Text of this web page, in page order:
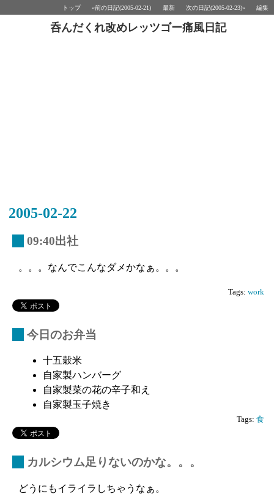
トップ «前の日記(2005-02-21) 最新 次の日記(2005-02-23)» 編集
呑んだくれ改めレッツゴー痛風日記
2005-02-22
09:40出社
。。。なんでこんなダメかなぁ。。。
Tags: work
今日のお弁当
十五穀米
自家製ハンバーグ
自家製菜の花の辛子和え
自家製玉子焼き
Tags: 食
カルシウム足りないのかな。。。
どうにもイライラしちゃうなぁ。